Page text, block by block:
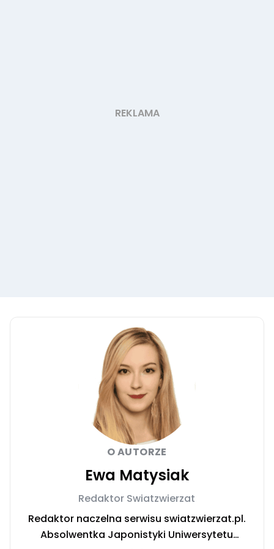
O AUTORZE
Ewa Matysiak
Redaktor Swiatzwierzat
Redaktor naczelna serwisu swiatzwierzat.pl.
Absolwentka Japonistyki Uniwersytetu